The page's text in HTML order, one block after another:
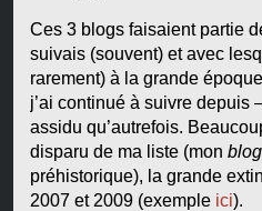
Ces 3 blogs faisaient partie
suivais (souvent) et avec
rarement) à la grande
j’ai continué à suivre depuis
assidu qu’autrefois.
disparu de ma liste (mon
préhistorique), la grande
2007 et 2009 (exemple ici).